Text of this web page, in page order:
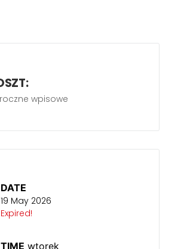
wpisowe
DATE
19 May 2026
Expired!
TIME wtorek